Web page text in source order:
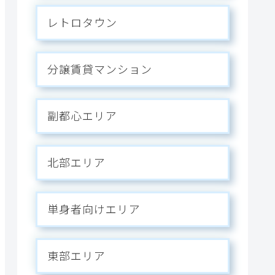
レトロタウン
分譲賃貸マンション
副都心エリア
北部エリア
単身者向けエリア
東部エリア